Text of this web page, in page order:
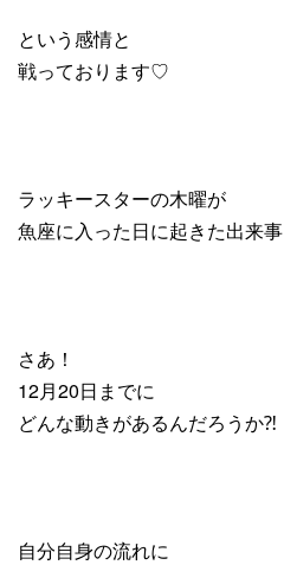
という感情と
戦っております♡
ラッキースターの木曜が
魚座に入った日に起きた出来事
さあ！
12月20日までに
どんな動きがあるんだろうか⁈
自分自身の流れに